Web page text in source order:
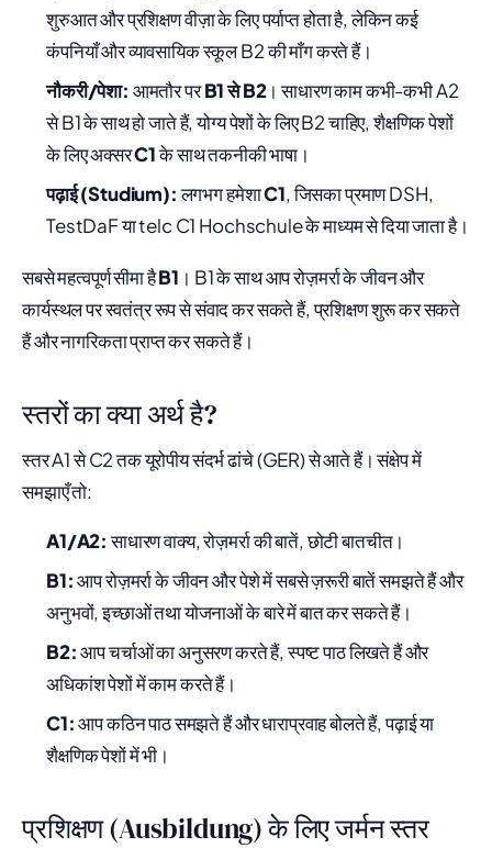
शुरुआत और प्रशिक्षण वीज़ा के लिए पर्याप्त होता है, लेकिन कई
कंपनियाँ और व्यावसायिक स्कूल B2 की माँग करते हैं।
नौकरी/पेशा: आमतौर परB1 से B2। साधारण काम कभी-कभी A2
से B1 के साथ हो जाते हैं, योग्य पेशों के लिए B2 चाहिए, शैक्षणिक पेशों
के लिए अक्सरC1के साथ तकनीकी भाषा।
पढ़ाई (Studium):लगभग हमेशाC1, जिसका प्रमाण DSH,
TestDaF या telc C1 Hochschule के माध्यम से दिया जाता है।
सबसे महत्वपूर्ण सीमा हैB1 । B1 के साथ आप रोज़मर्रा के जीवन और
कार्यस्थल पर स्वतंत्र रूप से संवाद कर सकते हैं, प्रशिक्षण शुरू कर सकते
हैं और नागरिकता प्राप्त कर सकते हैं।
स्तरों का क्या अर्थ है?
स्तर A1 से C2 तक यूरोपीय संदर्भ ढांचे (GER) से आते हैं। संक्षेप में
समझाएँ तो:
A1/A2:साधारण वाक्य, रोज़मर्रा की बातें, छोटी बातचीत।
B1:आप रोज़मर्रा के जीवन और पेशे में सबसे ज़रूरी बातें समझते हैं और
अनुभवों, इच्छाओं तथा योजनाओं के बारे में बात कर सकते हैं।
B2:आप चर्चाओं का अनुसरण करते हैं, स्पष्ट पाठ लिखते हैं और
अधिकांश पेशों में काम करते हैं।
C1:आप कठिन पाठ समझते हैं और धाराप्रवाह बोलते हैं, पढ़ाई या
शैक्षणिक पेशों में भी।
प्रशिक्षण (Ausbildung) के लिए जर्मन स्तर